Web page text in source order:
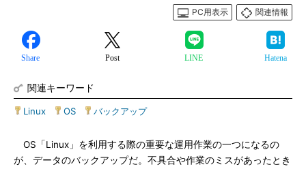
PC用表示
関連情報
Share Post LINE Hatena
関連キーワード
Linux OS バックアップ
OS「Linux」を利用する際の重要な運用作業の一つになるの
が、データのバックアップだ。不具合や作業のミスがあったとき